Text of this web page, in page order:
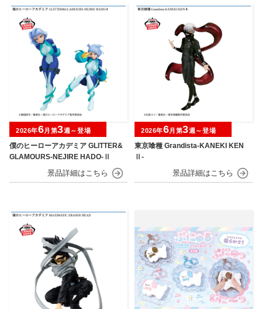
僕のヒーローアカデミア GLITTER&
GLAMOURS-NEJIRE HADO-Ⅱ
2026年6月第3週～登場
東京喰種 Grandista-KANEKI KEN
Ⅱ-
2026年6月第3週～登場